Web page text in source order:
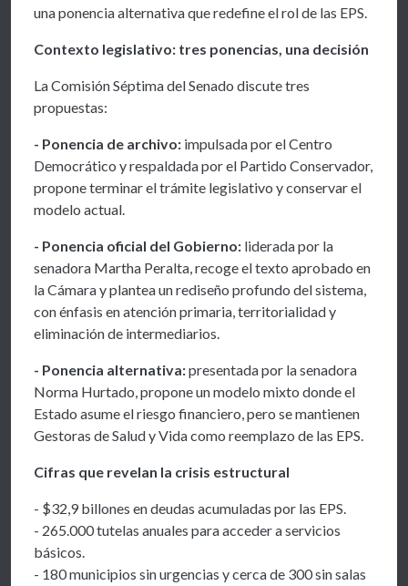
una ponencia alternativa que redefine el rol de las EPS.
Contexto legislativo: tres ponencias, una decisión
La Comisión Séptima del Senado discute tres
propuestas:
- Ponencia de archivo: impulsada por el Centro
Democrático y respaldada por el Partido Conservador,
propone terminar el trámite legislativo y conservar el
modelo actual.
- Ponencia oficial del Gobierno: liderada por la
senadora Martha Peralta, recoge el texto aprobado en
la Cámara y plantea un rediseño profundo del sistema,
con énfasis en atención primaria, territorialidad y
eliminación de intermediarios.
- Ponencia alternativa:presentada por la senadora
Norma Hurtado, propone un modelo mixto donde el
Estado asume el riesgo financiero, pero se mantienen
Gestoras de Salud y Vida como reemplazo de las EPS.
Cifras que revelan la crisis estructural
- $32,9 billones en deudas acumuladas por las EPS.
- 265.000 tutelas anuales para acceder a servicios
básicos.
- 180 municipios sin urgencias y cerca de 300 sin salas